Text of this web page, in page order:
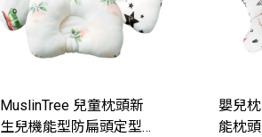
MuslinTree 兒童枕頭新
生兒機能型防扁頭定型
嬰兒
能枕